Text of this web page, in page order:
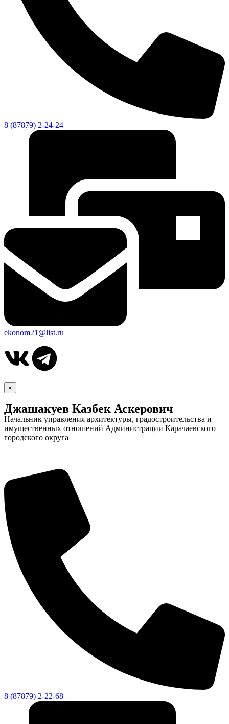
8 (87879) 2-24-24
ekonom21@list.ru
×
Джашакуев Казбек Аскерович
Начальник управления архитектуры, градостроительства и
имущественных отношений Администрации Карачаевского
городского округа
8 (87879) 2-22-68